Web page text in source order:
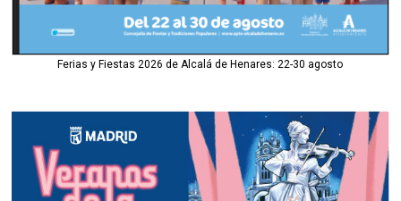
Ferias y Fiestas 2026 de Alcalá de Henares: 22-30 agosto